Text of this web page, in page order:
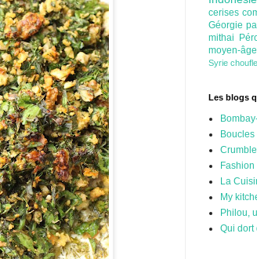
cerises
Géorgie
mithai
moyen-
Syrie
Les blogs
Boucles
Fashion
La
My
Philou,
Qui dort